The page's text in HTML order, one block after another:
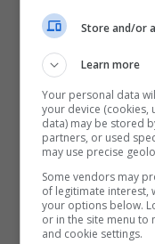
Store and/or
Learn more
Your personal data
your device (cookies,
data) may be stored
partners, or used
may use precise
Some vendors may
of legitimate interest,
your options below.
or in the site menu to
and cookie settings.